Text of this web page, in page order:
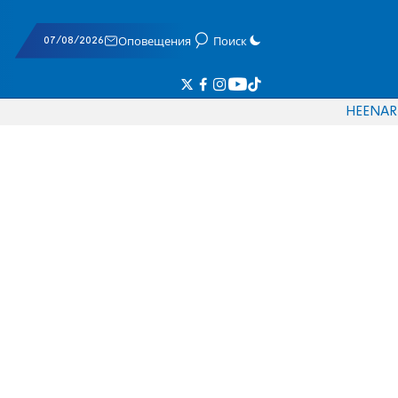
07/08/2026 Оповещения Поиск
HEENAR